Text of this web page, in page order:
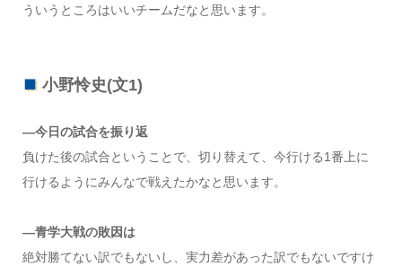
ういうところはいいチームだなと思います。
小野怜史(文1)
―今日の試合を振り返
負けた後の試合ということで、切り替えて、今行ける1番上に
行けるようにみんなで戦えたかなと思います。
―青学大戦の敗因は
絶対勝てない訳でもないし、実力差があった訳でもないですけ